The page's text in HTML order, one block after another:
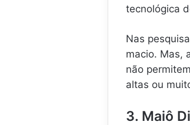
tecnológica
Nas
macio. Mas,
não
altas ou
3. Maiô